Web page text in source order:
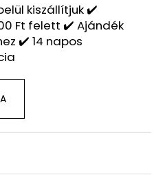
kiszállítjuk ✔️
Ft felett ✔️ Ajándék
✔️ 14 napos